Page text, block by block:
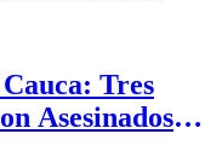
Tres
Asesinados